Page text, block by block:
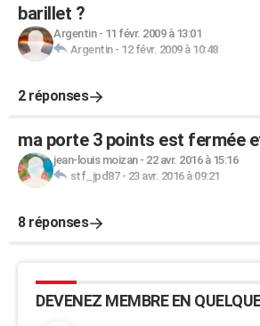
barillet ?
Argentin- 11 févr. 2009 à 13:01
Argentin- 12 févr. 2009 à 10:48
2 réponses
ma porte 3 points est fermée
jean-louis moizan- 22 avr. 2016 à 15:16
stf_jpd87- 23 avr. 2016 à 09:21
8 réponses
DEVENEZ MEMBRE EN